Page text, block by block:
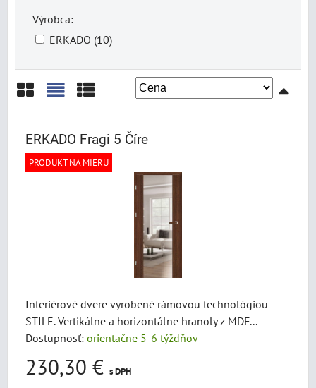
Výrobca:
ERKADO (10)
ERKADO Fragi 5 Číre
PRODUKT NA MIERU
Interiérové dvere vyrobené rámovou technológiou
STILE. Vertikálne a horizontálne hranoly z MDF...
Dostupnosť: orientačne 5-6 týždňov
230,30 € s DPH